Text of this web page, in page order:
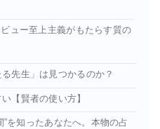
ュー至上主義がもたらす質の
先生」は見つかるのか？
【賢者の使い方】
”を知ったあなたへ。本物の占